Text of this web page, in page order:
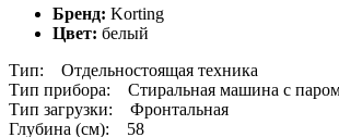
Бренд: Korting
Цвет: белый
Тип: Отдельностоящая техника
Тип прибора: Стиральная машина с
Тип загрузки: Фронтальная
Глубина (см): 58